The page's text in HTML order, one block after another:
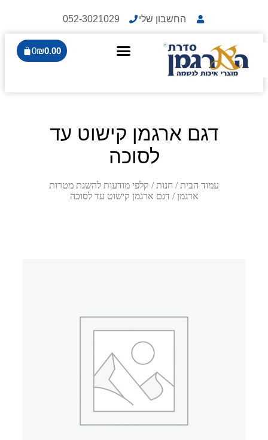
החשבון שלי 052-3021029
₪0.00
0
דגם ארגמן קישוט עד
לסוכה
עמוד הבית / חנות / קלפי מודעות להשגת מטרות
ארגמן/ דגם ארגמן קישוט עד לסוכה